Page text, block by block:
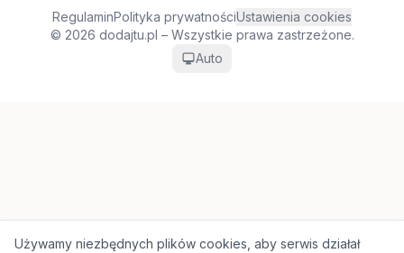
RegulaminPolityka prywatnościUstawienia cookies
© 2026 dodajtu.pl – Wszystkie prawa zastrzeżone.
Auto
Używamy niezbędnych plików cookies, aby serwis działał